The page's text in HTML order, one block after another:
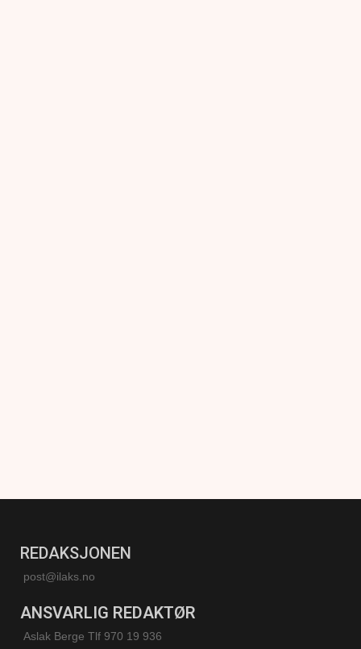
REDAKSJONEN
post@ilaks.no
ANSVARLIG REDAKTØR
Aslak Berge Tlf 970 19 936